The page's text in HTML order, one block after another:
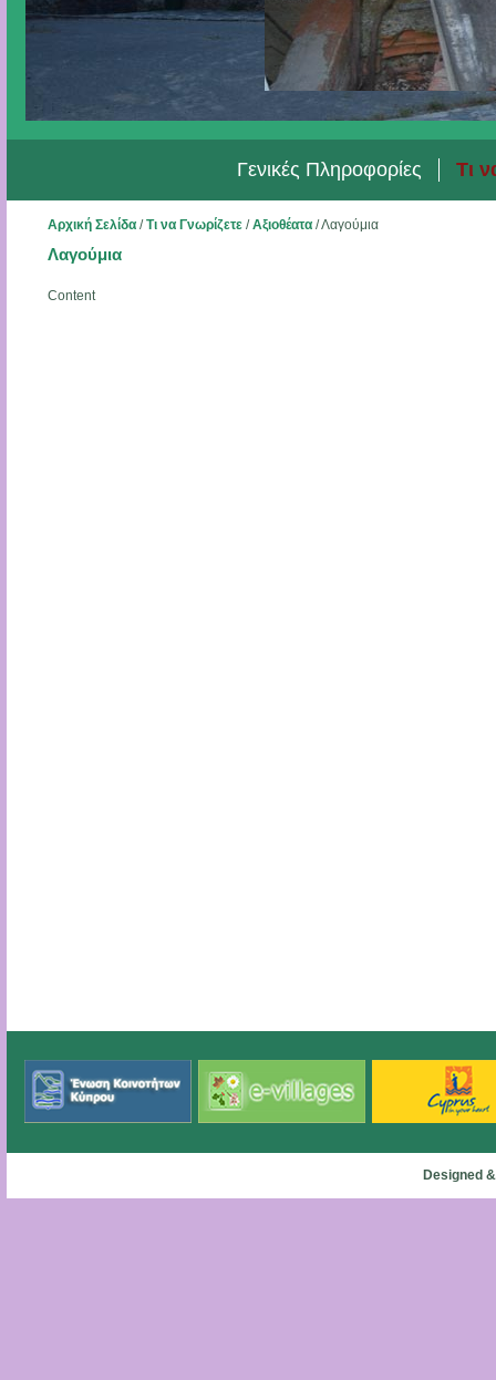
Γενικές Πληροφορίες Τι
Αρχική Σελίδα/Τι να Γνωρίζετε/Αξιοθέατα/Λαγούμια
Λαγούμια
Content
Designed